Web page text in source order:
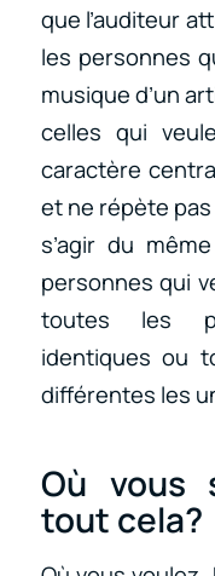
que l’auditeur
les personnes
musique d’un
celles qui
caractère
et ne répète
s’agir du
personnes qui
toutes les
identiques ou
différentes les
Où vous
tout cela?